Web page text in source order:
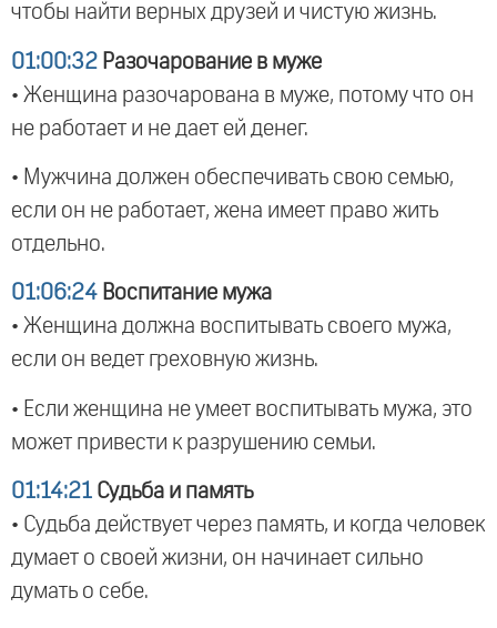
чтобы найти верных друзей и чистую жизнь.
01:00:32 Разочарование в муже
• Женщина разочарована в муже, потому что он
не работает и не дает ей денег.
• Мужчина должен обеспечивать свою семью,
если он не работает, жена имеет право жить
отдельно.
01:06:24 Воспитание мужа
• Женщина должна воспитывать своего мужа,
если он ведет греховную жизнь.
• Если женщина не умеет воспитывать мужа, это
может привести к разрушению семьи.
01:14:21 Судьба и память
• Судьба действует через память, и когда человек
думает о своей жизни, он начинает сильно
думать о себе.